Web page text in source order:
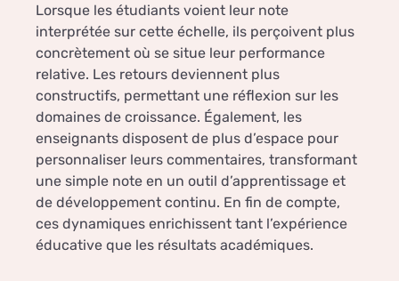
Lorsque les étudiants voient leur note
interprétée sur cette échelle, ils perçoivent plus
concrètement où se situe leur performance
relative. Les retours deviennent plus
constructifs, permettant une réflexion sur les
domaines de croissance. Également, les
enseignants disposent de plus d’espace pour
personnaliser leurs commentaires, transformant
une simple note en un outil d’apprentissage et
de développement continu. En fin de compte,
ces dynamiques enrichissent tant l’expérience
éducative que les résultats académiques.